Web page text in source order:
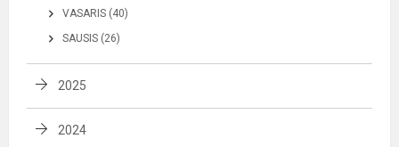
VASARIS (40)
SAUSIS (26)
2025
2024